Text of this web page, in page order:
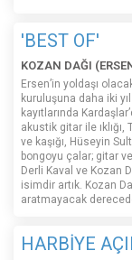
'BEST OF'
KOZAN DAĞI
Ersen’in yoldaşı
kuruluşuna daha iki
kayıtlarında
akustik gitar ile
ve kaşığı, Hüseyin
bongoyu çalar; gitar
Derli Kaval ve Kozan
isimdir artık. Kozan
aratmayacak
HARBİYE